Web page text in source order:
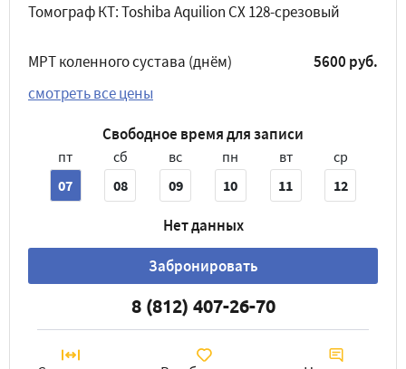
Томограф КТ: Toshiba Aquilion CX 128-срезовый
МРТ коленного сустава (днём)
5600 руб.
смотреть все цены
Свободное время для записи
пт
07
сб
08
вс
09
пн
10
вт
11
ср
12
Нет данных
Забронировать
8 (812) 407-26-70